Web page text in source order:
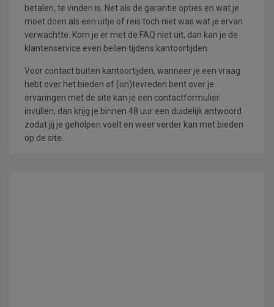
betalen, te vinden is. Net als de garantie opties en wat je
moet doen als een uitje of reis toch niet was wat je ervan
verwachtte. Kom je er met de FAQ niet uit, dan kan je de
klantenservice even bellen tijdens kantoortijden.
Voor contact buiten kantoortijden, wanneer je een vraag
hebt over het bieden of (on)tevreden bent over je
ervaringen met de site kan je een contactformulier
invullen, dan krijg je binnen 48 uur een duidelijk antwoord
zodat jij je geholpen voelt en weer verder kan met bieden
op de site.